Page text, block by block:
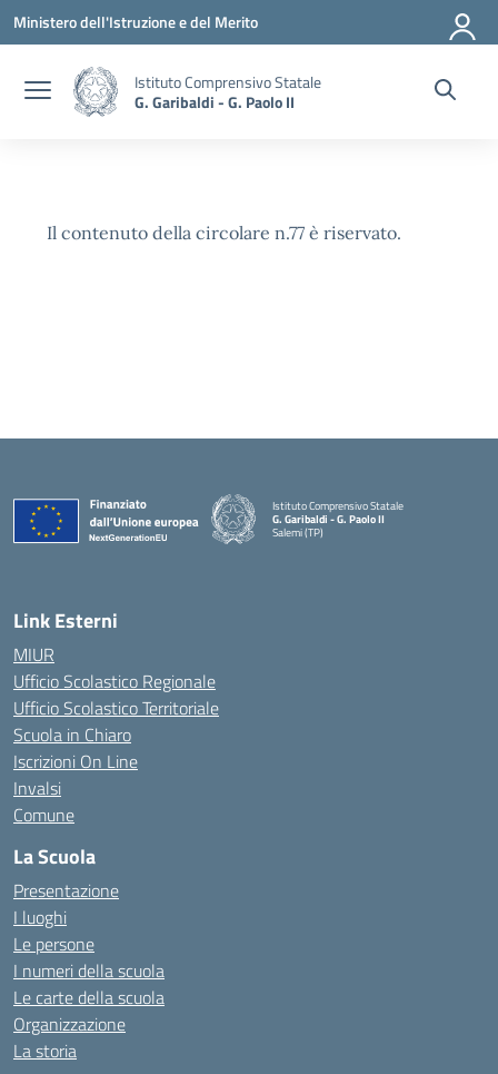
Vai ai contenuti
Vai al menu di navigazione
Vai al footer
Ministero dell'Istruzione e del Merito
Istituto Comprensivo Statale
G. Garibaldi - G. Paolo II
Il contenuto della circolare n.77 è riservato.
Istituto Comprensivo Statale
G. Garibaldi - G. Paolo II
Salemi (TP)
Link Esterni
MIUR
Ufficio Scolastico Regionale
Ufficio Scolastico Territoriale
Scuola in Chiaro
Iscrizioni On Line
Invalsi
Comune
La Scuola
Presentazione
I luoghi
Le persone
I numeri della scuola
Le carte della scuola
Organizzazione
La storia